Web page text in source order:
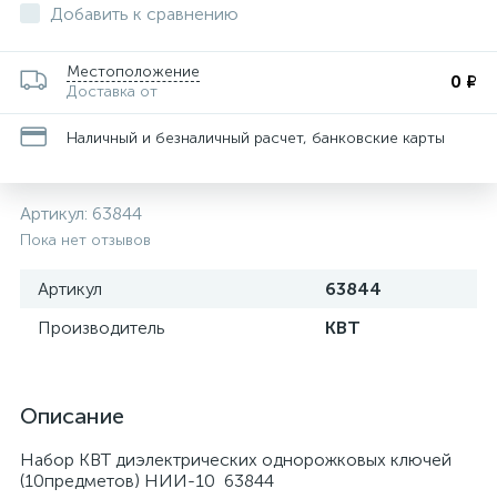
Добавить к сравнению
Местоположение
Доставка от
0 ₽
Наличный и безналичный расчет, банковские карты
Артикул: 63844
Пока нет отзывов
Артикул
63844
Производитель
КВТ
Описание
Набор КВТ диэлектрических однорожковых ключей
(10предметов) НИИ-10 63844